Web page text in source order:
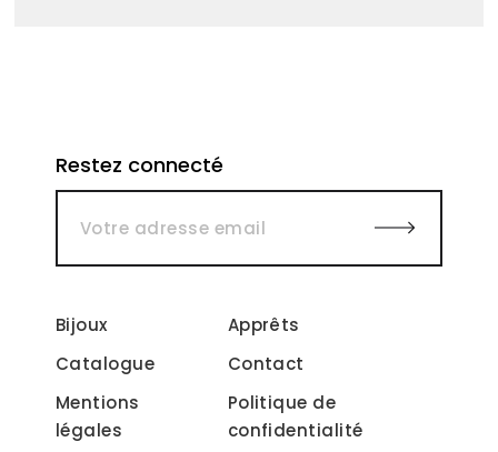
Restez connecté
Bijoux
Catalogue
Mentions
légales
Apprêts
Contact
Politique de
confidentialité